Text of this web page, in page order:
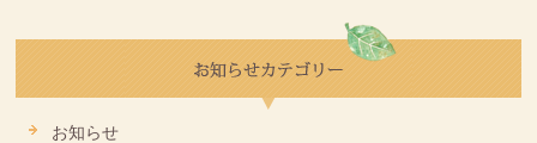
お知らせ